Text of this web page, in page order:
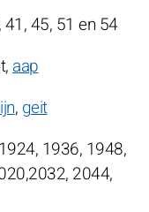
41, 45, 51 en 54
aap
, geit
1936, 1948,
2044,